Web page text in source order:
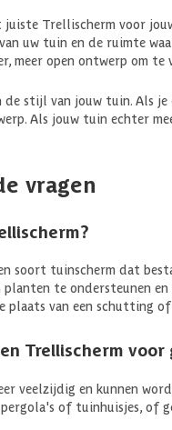
Trellischerm voor
uw tuin en de ruimte
meer open ontwerp om
de stijl van jouw tuin. Als
Als jouw tuin echter
vragen
soort tuinscherm dat
te ondersteunen
plaats van een schutting
Trellischerm voor
veelzijdig en kunnen
of tuinhuisjes, of